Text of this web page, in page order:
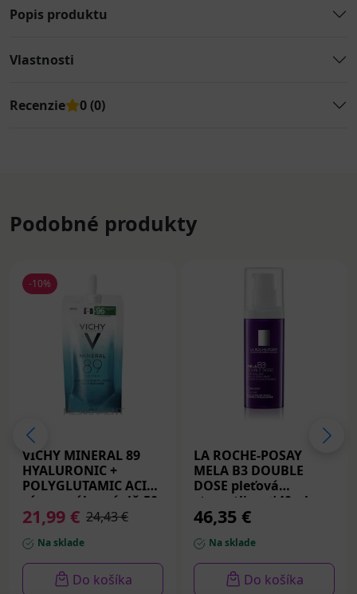
Popis produktu
Vlastnosti
Recenzie 0 (0)
Podobné produkty
-10%
VICHY MINERAL 89
HYALURONIC +
POLYGLUTAMIC ACIDS
sérum náhr. náplň 50
ml
21,99 € 24,43 €
Na sklade
Do košíka
LA ROCHE-POSAY
MELA B3 DOUBLE
DOSE pleťová
starostlivosť 40ml
46,35 €
Na sklade
Do košíka